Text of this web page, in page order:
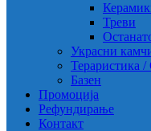
Треви
Украсни
Тераристика /
Базен
Промоција
Рефундирање
Контакт